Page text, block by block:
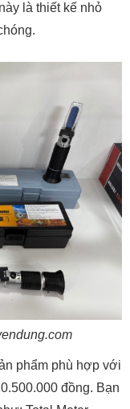
là thiết kế nhỏ
phẩm phù hợp với
đồng. Bạn